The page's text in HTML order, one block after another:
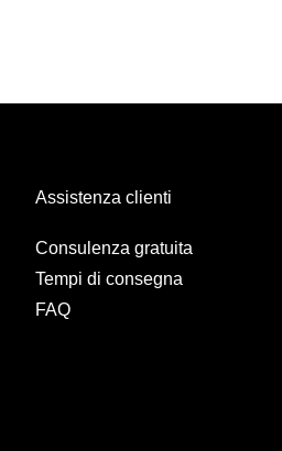
Assistenza clienti
Consulenza gratuita
Tempi di consegna
FAQ